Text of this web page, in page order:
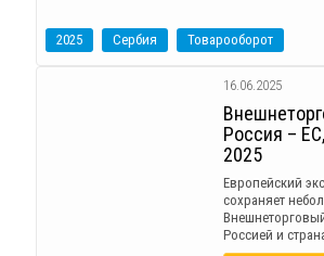
2025 Сербия Товарооборот
16.06.2025
Россия –
2025
Европейский
сохраняет
Россией и